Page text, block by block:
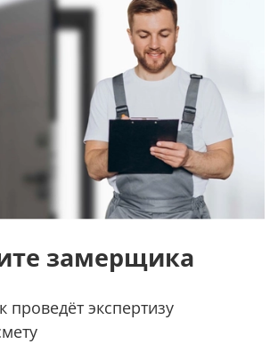
замерщика
экспертизу